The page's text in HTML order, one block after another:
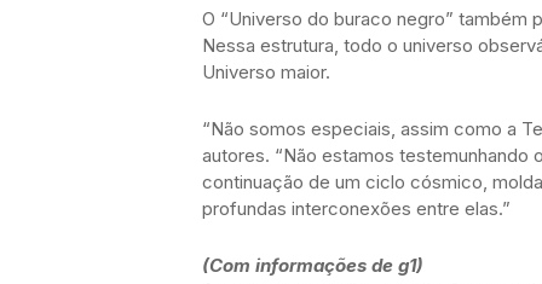
O “Universo do buraco negro” também
Nessa estrutura, todo o universo
Universo maior.
“Não somos especiais, assim como a
autores. “Não estamos testemunhando
continuação de um ciclo cósmico,
profundas interconexões entre elas.”
(Com informações de g1)